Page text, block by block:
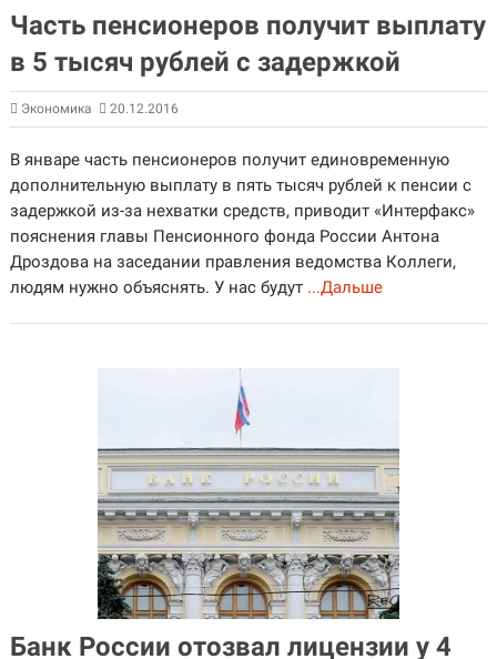
Часть пенсионеров получит выплату
в 5 тысяч рублей с задержкой
Экономика 20.12.2016
В январе часть пенсионеров получит единовременную
дополнительную выплату в пять тысяч рублей к пенсии с
задержкой из-за нехватки средств, приводит «Интерфакс»
пояснения главы Пенсионного фонда России Антона
Дроздова на заседании правления ведомства Коллеги,
людям нужно объяснять. У нас будут ...Дальше
Банк России отозвал лицензии у 4